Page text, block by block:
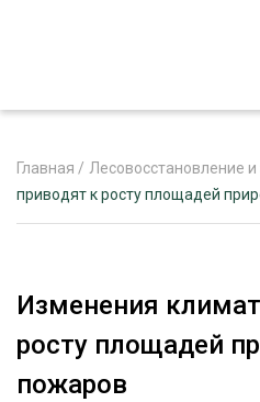
Главная / Лесовосстановление
приводят к росту площадей
Изменения
росту площадей
пожаров